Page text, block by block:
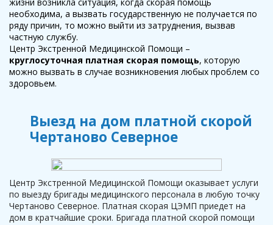
необходима, а вызвать государственную не получается по
ряду причин, то можно выйти из затруднения, вызвав
частную службу.
Центр Экстренной Медицинской Помощи –
круглосуточная платная скорая помощь, которую
можно вызвать в случае возникновения любых проблем со
здоровьем.
Выезд на дом платной скорой
Чертаново Северное
Центр Экстренной Медицинской Помощи оказывает услуги
по выезду бригады медицинского персонала в любую точку
Чертаново Северное. Платная скорая ЦЭМП приедет на
дом в кратчайшие сроки. Бригада платной скорой помощи